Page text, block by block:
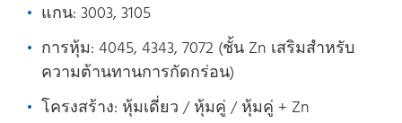
แกน: 3003, 3105
การหุ้ม: 4045, 4343, 7072 (ชั้น Zn เสริมสําหรับ
ความต้านทานการกัดกร่อน)
โครงสร้าง: หุ้มเดี่ยว / หุ้มคู่ / หุ้มคู่ + Zn